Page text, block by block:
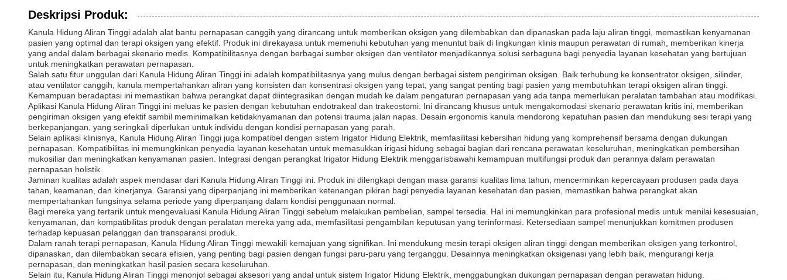
Deskripsi Produk:
Kanula Hidung Aliran Tinggi adalah alat bantu pernapasan canggih yang dirancang untuk memberikan oksigen yang dilembabkan dan dipanaskan pada laju aliran tinggi, memastikan kenyamanan
pasien yang optimal dan terapi oksigen yang efektif. Produk ini direkayasa untuk memenuhi kebutuhan yang menuntut baik di lingkungan klinis maupun perawatan di rumah, memberikan kinerja
yang andal dalam berbagai skenario medis. Kompatibilitasnya dengan berbagai sumber oksigen dan ventilator menjadikannya solusi serbaguna bagi penyedia layanan kesehatan yang bertujuan
untuk meningkatkan perawatan pernapasan.
Salah satu fitur unggulan dari Kanula Hidung Aliran Tinggi ini adalah kompatibilitasnya yang mulus dengan berbagai sistem pengiriman oksigen. Baik terhubung ke konsentrator oksigen, silinder,
atau ventilator canggih, kanula mempertahankan aliran yang konsisten dan konsentrasi oksigen yang tepat, yang sangat penting bagi pasien yang membutuhkan terapi oksigen aliran tinggi.
Kemampuan beradaptasi ini memastikan bahwa perangkat dapat diintegrasikan dengan mudah ke dalam pengaturan pernapasan yang ada tanpa memerlukan peralatan tambahan atau modifikasi.
Aplikasi Kanula Hidung Aliran Tinggi ini meluas ke pasien dengan kebutuhan endotrakeal dan trakeostomi. Ini dirancang khusus untuk mengakomodasi skenario perawatan kritis ini, memberikan
pengiriman oksigen yang efektif sambil meminimalkan ketidaknyamanan dan potensi trauma jalan napas. Desain ergonomis kanula mendorong kepatuhan pasien dan mendukung sesi terapi yang
berkepanjangan, yang seringkali diperlukan untuk individu dengan kondisi pernapasan yang parah.
Selain aplikasi klinisnya, Kanula Hidung Aliran Tinggi juga kompatibel dengan sistem Irigator Hidung Elektrik, memfasilitasi kebersihan hidung yang komprehensif bersama dengan dukungan
pernapasan. Kompatibilitas ini memungkinkan penyedia layanan kesehatan untuk memasukkan irigasi hidung sebagai bagian dari rencana perawatan keseluruhan, meningkatkan pembersihan
mukosiliar dan meningkatkan kenyamanan pasien. Integrasi dengan perangkat Irigator Hidung Elektrik menggarisbawahi kemampuan multifungsi produk dan perannya dalam perawatan
pernapasan holistik.
Jaminan kualitas adalah aspek mendasar dari Kanula Hidung Aliran Tinggi ini. Produk ini dilengkapi dengan masa garansi kualitas lima tahun, mencerminkan kepercayaan produsen pada daya
tahan, keamanan, dan kinerjanya. Garansi yang diperpanjang ini memberikan ketenangan pikiran bagi penyedia layanan kesehatan dan pasien, memastikan bahwa perangkat akan
mempertahankan fungsinya selama periode yang diperpanjang dalam kondisi penggunaan normal.
Bagi mereka yang tertarik untuk mengevaluasi Kanula Hidung Aliran Tinggi sebelum melakukan pembelian, sampel tersedia. Hal ini memungkinkan para profesional medis untuk menilai kesesuaian,
kenyamanan, dan kompatibilitas produk dengan peralatan mereka yang ada, memfasilitasi pengambilan keputusan yang terinformasi. Ketersediaan sampel menunjukkan komitmen produsen
terhadap kepuasan pelanggan dan transparansi produk.
Dalam ranah terapi pernapasan, Kanula Hidung Aliran Tinggi mewakili kemajuan yang signifikan. Ini mendukung mesin terapi oksigen aliran tinggi dengan memberikan oksigen yang terkontrol,
dipanaskan, dan dilembabkan secara efisien, yang penting bagi pasien dengan fungsi paru-paru yang terganggu. Desainnya meningkatkan oksigenasi yang lebih baik, mengurangi kerja
pernapasan, dan meningkatkan hasil pasien secara keseluruhan.
Selain itu, Kanula Hidung Aliran Tinggi menonjol sebagai aksesori yang andal untuk sistem Irigator Hidung Elektrik, menggabungkan dukungan pernapasan dengan perawatan hidung.